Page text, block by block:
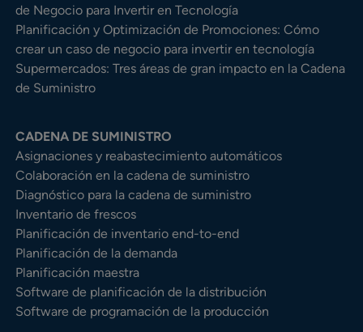
de Negocio para Invertir en Tecnología
Planificación y Optimización de Promociones: Cómo
crear un caso de negocio para invertir en tecnología
Supermercados: Tres áreas de gran impacto en la Cadena
de Suministro
CADENA DE SUMINISTRO
Asignaciones y reabastecimiento automáticos
Colaboración en la cadena de suministro
Diagnóstico para la cadena de suministro
Inventario de frescos
Planificación de inventario end-to-end
Planificación de la demanda
Planificación maestra
Software de planificación de la distribución
Software de programación de la producción